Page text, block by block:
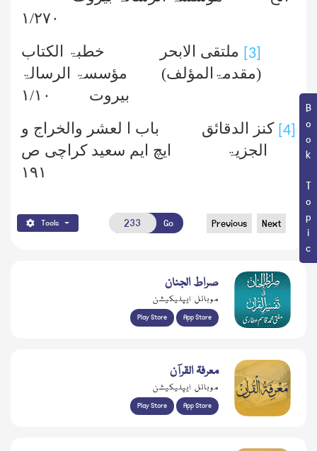
Book Topic
۱/۲۷۰
[3]
ملتقی الابحر خطبۃ الکتاب
(مقدمۃالمؤلف) مؤسسۃ الرسالۃ
بیروت
۱/۱۰
[4] کنز الدقائق باب ا لعشر والخراج و
الجزیۃ ایچ ایم سعید کراچی ص
۱۹۱
Tools Go Previous Next
صراط الجنان
موبائل ایپلیکیشن
Play Store App Store
معرفۃ القرآن
موبائل ایپلیکیشن
Play Store App Store